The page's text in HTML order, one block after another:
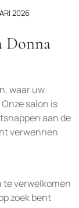
2026
Donna
waar uw
salon is
aan de
verwennen
verwelkomen
zoek bent